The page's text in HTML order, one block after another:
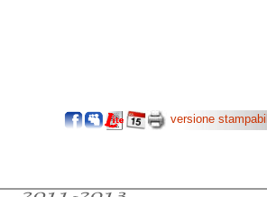
versione